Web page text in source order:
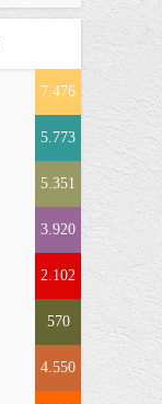
7.476
5.773
5.351
3.920
2.102
570
4.550